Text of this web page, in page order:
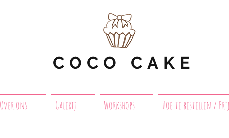
COCO CAKE
Over ons Galerij Workshops Hoe te bestellen /